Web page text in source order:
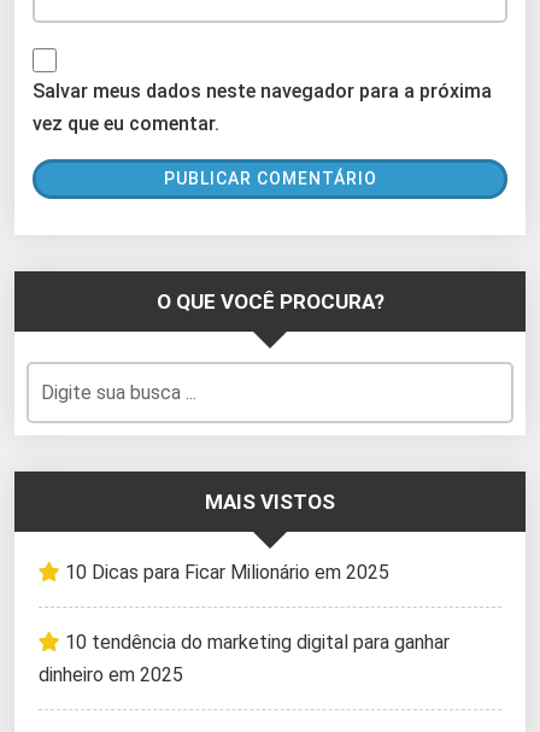
Salvar meus dados neste navegador para a próxima
vez que eu comentar.
O QUE VOCÊ PROCURA?
MAIS VISTOS
10 Dicas para Ficar Milionário em 2025
10 tendência do marketing digital para ganhar
dinheiro em 2025